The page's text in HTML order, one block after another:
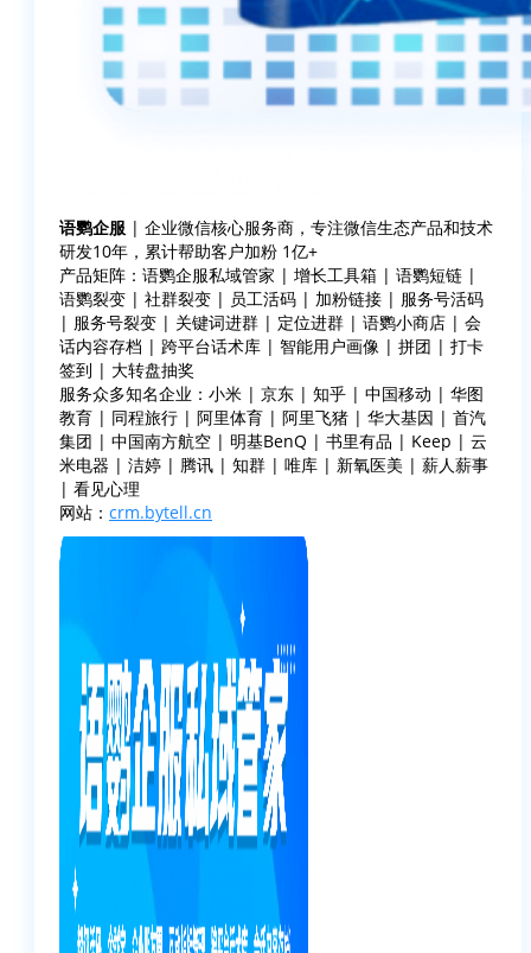
语鹦企服 | 企业微信核心服务商，专注微信生态产品和技术
研发10年，累计帮助客户加粉 1亿+
产品矩阵：语鹦企服私域管家 | 增长工具箱 | 语鹦短链 |
语鹦裂变 | 社群裂变 | 员工活码 | 加粉链接 | 服务号活码
| 服务号裂变 | 关键词进群 | 定位进群 | 语鹦小商店 | 会
话内容存档 | 跨平台话术库 | 智能用户画像 | 拼团 | 打卡
签到 | 大转盘抽奖
服务众多知名企业：小米 | 京东 | 知乎 | 中国移动 | 华图
教育 | 同程旅行 | 阿里体育 | 阿里飞猪 | 华大基因 | 首汽
集团 | 中国南方航空 | 明基BenQ | 书里有品 | Keep | 云
米电器 | 洁婷 | 腾讯 | 知群 | 唯库 | 新氧医美 | 薪人薪事
| 看见心理
网站： crm.bytell.cn